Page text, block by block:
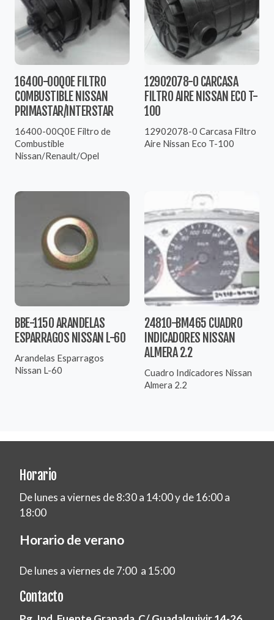
16400-00Q0E FILTRO
COMBUSTIBLE NISSAN
PRIMASTAR/INTERSTAR
16400-00Q0E Filtro de
Combustible
Nissan/Renault/Opel
12902078-0 CARCASA
FILTRO AIRE NISSAN ECO T-
100
12902078-0 Carcasa Filtro
Aire Nissan Eco T-100
BBE-1150 ARANDELAS
ESPARRAGOS NISSAN L-60
Arandelas Esparragos
Nissan L-60
24810-BM465 CUADRO
INDICADORES NISSAN
ALMERA 2.2
Cuadro Indicadores Nissan
Almera 2.2
Horario
De lunes a viernes de 8:30 a 14:00 y de 16:00 a
18:00
Horario de verano
De lunes a viernes de 7:00 a 15:00
Contacto